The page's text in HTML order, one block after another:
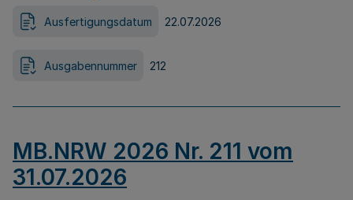
Ausfertigungsdatum 22.07.2026
Ausgabennummer 212
MB.NRW 2026 Nr. 211 vom
31.07.2026